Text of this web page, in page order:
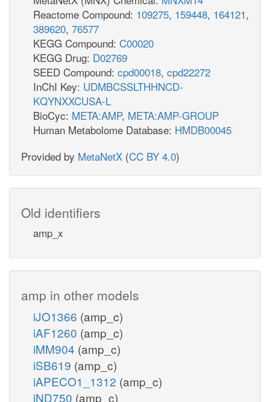
Reactome Compound: 109275, 159448, 164121,
389620, 76577
KEGG Compound: C00020
KEGG Drug: D02769
SEED Compound: cpd00018, cpd22272
InChI Key: UDMBCSSLTHHNCD-
KQYNXXCUSA-L
BioCyc: META:AMP, META:AMP-GROUP
Human Metabolome Database: HMDB00045
Provided by MetaNetX (CC BY 4.0)
Old identifiers
amp_x
amp in other models
iJO1366 (amp_c)
iAF1260 (amp_c)
iMM904 (amp_c)
iSB619 (amp_c)
iAPECO1_1312 (amp_c)
iND750 (amp_c)